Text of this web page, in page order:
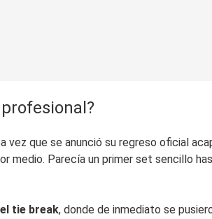
vez que se anunció su regreso oficial
medio. Parecía un primer set sencillo
tie break, donde de inmediato se